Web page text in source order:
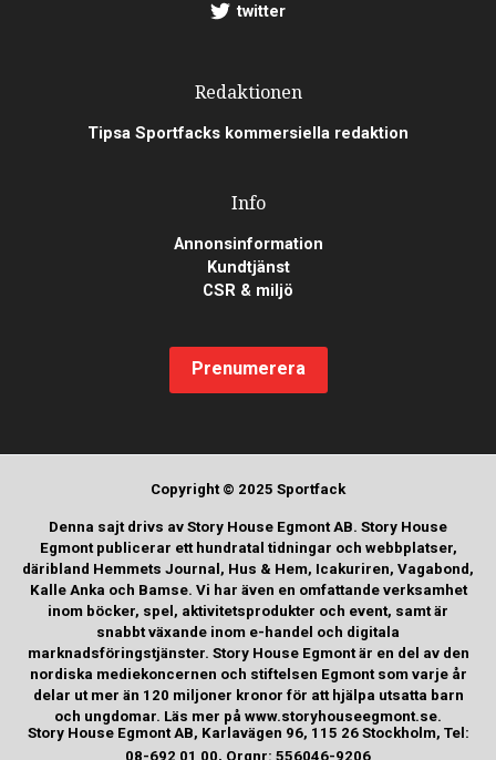
twitter
Redaktionen
Tipsa Sportfacks kommersiella redaktion
Info
Annonsinformation
Kundtjänst
CSR & miljö
Prenumerera
Copyright © 2025 Sportfack
Denna sajt drivs av Story House Egmont AB. Story House
Egmont publicerar ett hundratal tidningar och webbplatser,
däribland Hemmets Journal, Hus & Hem, Icakuriren, Vagabond,
Kalle Anka och Bamse. Vi har även en omfattande verksamhet
inom böcker, spel, aktivitetsprodukter och event, samt är
snabbt växande inom e-handel och digitala
marknadsföringstjänster. Story House Egmont är en del av den
nordiska mediekoncernen och stiftelsen Egmont som varje år
delar ut mer än 120 miljoner kronor för att hjälpa utsatta barn
och ungdomar. Läs mer på www.storyhouseegmont.se.
Story House Egmont AB, Karlavägen 96, 115 26 Stockholm, Tel:
08-692 01 00, Orgnr: 556046-9206